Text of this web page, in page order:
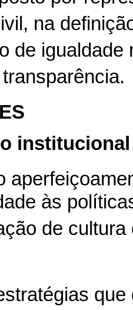
na
de
institucional
às
de